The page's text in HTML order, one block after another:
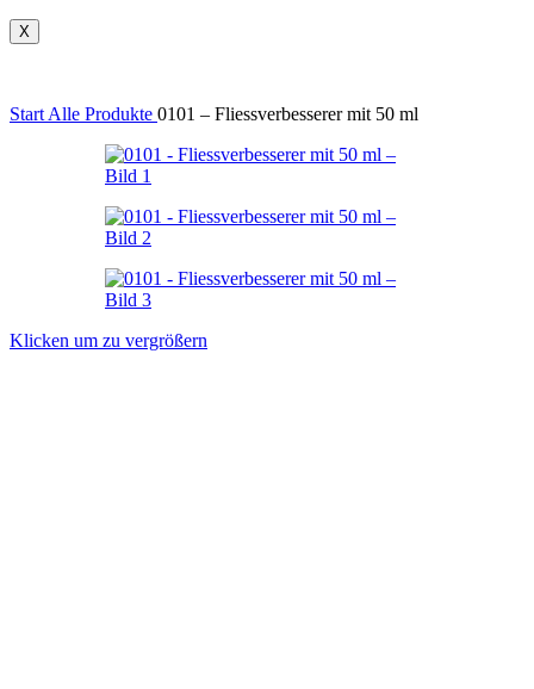
X
Start Alle Produkte 0101 – Fliessverbesserer mit 50 ml
Klicken um zu vergrößern